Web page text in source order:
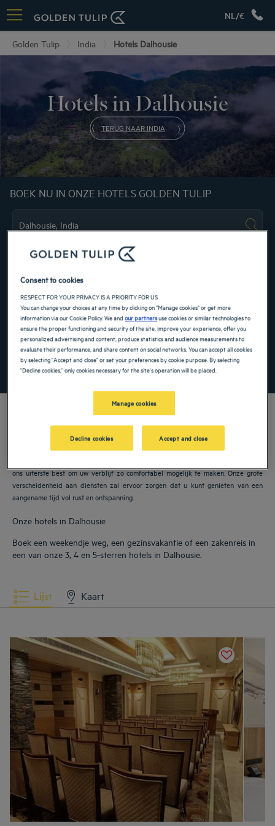
NL/€
Golden Tulip India Hotels Dalhousie
Hotels in Dalhousie
TERUG NAAR INDIA
BOEK NU IN ONZE HOTELS GOLDEN TULIP
Navigate forward to interact with the calendar and select a date. Press the
ZOEK EEN HOTEL
Voeg kortingscode toe
Onze Golden Tulip hotels verwelkomen u in Dalhousie. Restaurants,
ons uiterste best om uw verblijf zo comfortabel mogelijk te maken. Onze grote
verscheidenheid aan diensten zal ervoor zorgen dat u kunt genieten van een
aangename tijd vol rust en ontspanning.
Onze hotels in Dalhousie
Boek een weekendje weg, een gezinsvakantie of een zakenreis in
een van onze 3, 4 en 5-sterren hotels in Dalhousie.
Lijst Kaart
Consent to cookies
RESPECT FOR YOUR PRIVACY IS A PRIORITY FOR US
You can change your choices at any time by clicking on "Manage cookies" or get more
information via our Cookie Policy. We andour partnersuse cookies or similar technologies to
ensure the proper functioning and security of the site, improve your experience, offer you
personalized advertising and content, produce statistics and audience measurements to
evaluate their performance, and share content on social networks. You can accept all cookies
by selecting "Accept and close" or set your preferences by cookie purpose. By selecting
"Decline cookies," only cookies necessary for the site's operation will be placed.
Manage cookies
Decline cookies Accept and close